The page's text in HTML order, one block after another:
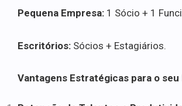
Pequena Empresa: 1 Sócio + 1
Escritórios: Sócios + Estagiários.
Vantagens Estratégicas para o seu